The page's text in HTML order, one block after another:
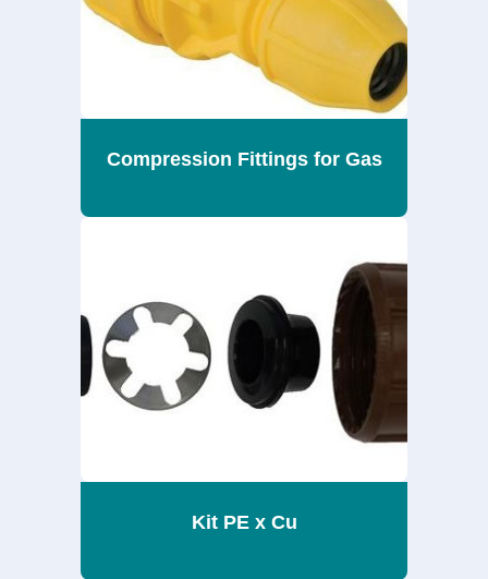
Compression Fittings for Gas
Kit PE x Cu